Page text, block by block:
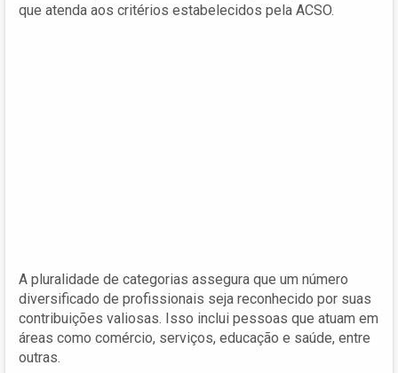
que atenda aos critérios estabelecidos pela ACSO.
A pluralidade de categorias assegura que um número
diversificado de profissionais seja reconhecido por suas
contribuições valiosas. Isso inclui pessoas que atuam em
áreas como comércio, serviços, educação e saúde, entre
outras.